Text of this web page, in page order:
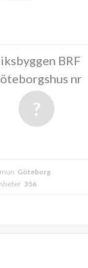
HSB
Kommun
Lägenheter